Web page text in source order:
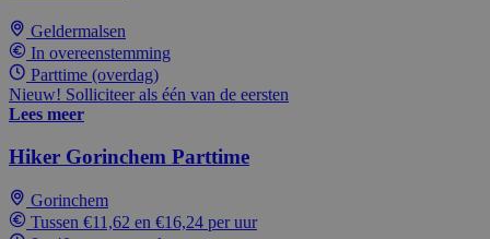
Geldermalsen
In overeenstemming
Parttime (overdag)
Nieuw! Solliciteer als één van de eersten
Lees meer
Hiker Gorinchem Parttime
Gorinchem
Tussen €11,62 en €16,24 per uur